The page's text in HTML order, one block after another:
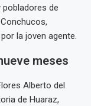
de
la joven agente.
meses
Alberto del
de Huaraz,